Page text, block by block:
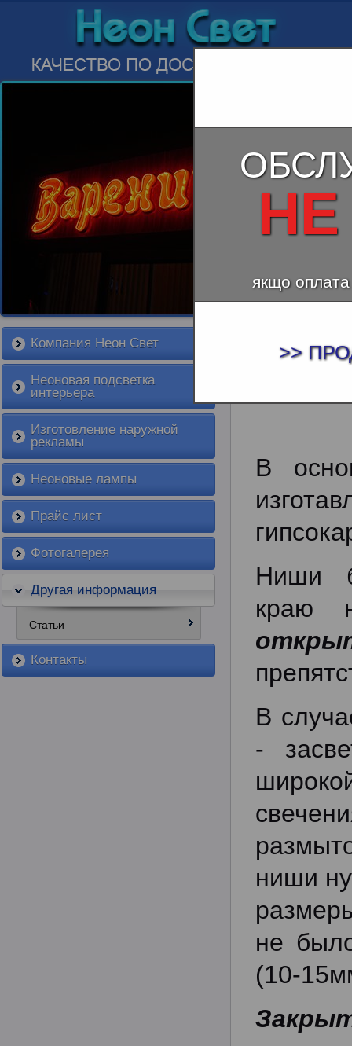
Компания Неон Свет
Неоновая подсветка
интерьера
Изготовление наружной
рекламы
Неоновые лампы
Прайс лист
Фотогалерея
Другая информация
Статьи
Контакты
В
Ниши
краю
В
-
ниши
не
(10-
якщо
>>